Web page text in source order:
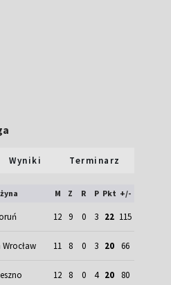
Wyniki Terminarz
M Z R P Pkt +/-
12 9 0 3 22 115
Wrocław 11 8 0 3 20 66
12 8 0 4 20 80